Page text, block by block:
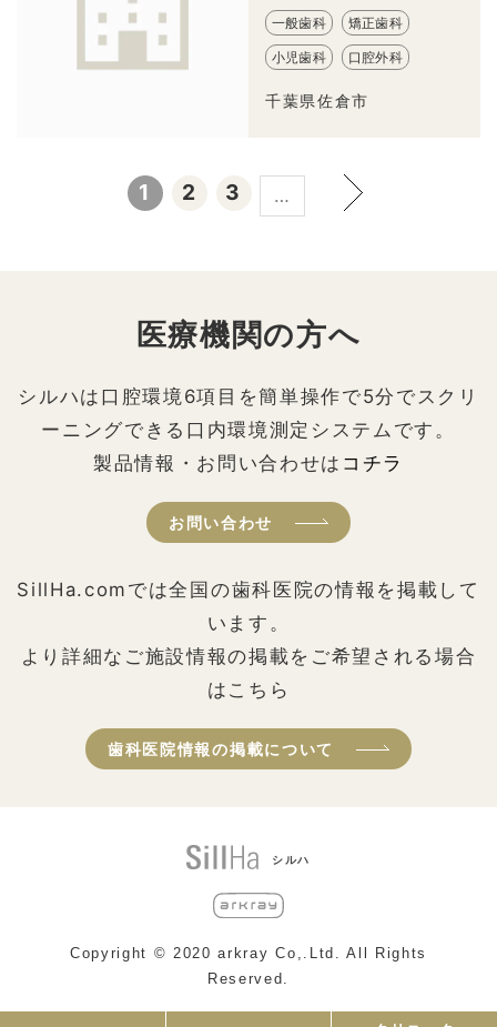
一般歯科 矯正歯科
小児歯科 口腔外科
千葉県佐倉市
1 2 3 …
医療機関の方へ
シルハは口腔環境6項目を簡単操作で5分でスクリ
ーニングできる口内環境測定システムです。
製品情報・お問い合わせは コチラ
お問い合わせ
SillHa.comでは全国の歯科医院の情報を掲載して
います。
より詳細なご施設情報の掲載をご希望される場合
はこちら
歯科医院情報の掲載について
シルハ
Copyright © 2020 arkray Co,.Ltd. All Rights
Reserved.